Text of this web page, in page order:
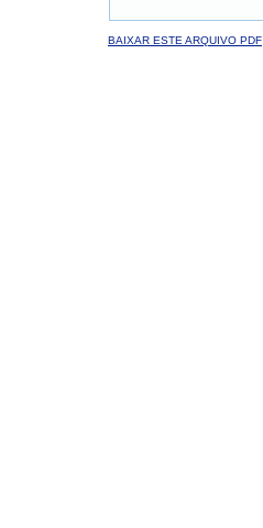
BAIXAR ESTE ARQUIVO PDF